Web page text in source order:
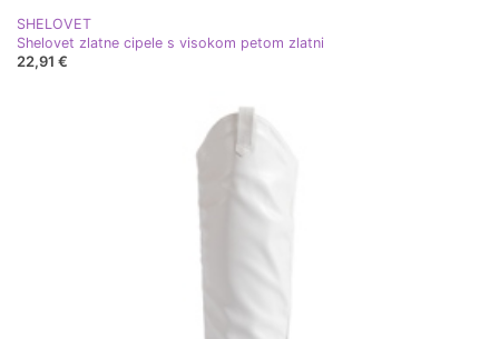
SHELOVET
Shelovet zlatne cipele s visokom petom zlatni
22,91 €